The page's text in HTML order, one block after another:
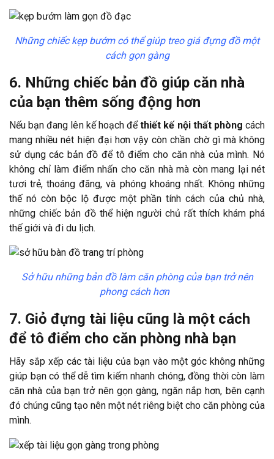
Những chiếc kẹp bướm có thể giúp treo giá đựng đồ một
cách gọn gàng
6. Những chiếc bản đồ giúp căn nhà
của bạn thêm sống động hơn
Nếu bạn đang lên kế hoạch đểthiết kế nội thất phòng cách
mang nhiều nét hiện đại hơn vậy còn chần chờ gì mà không
sử dụng các bản đồ để tô điểm cho căn nhà của mình. Nó
không chỉ làm điểm nhấn cho căn nhà mà còn mang lại nét
tươi trẻ, thoáng đãng, và phóng khoáng nhất. Không những
thế nó còn bộc lộ được một phần tính cách của chủ nhà,
những chiếc bản đồ thể hiện người chủ rất thích khám phá
thế giới và đi du lịch.
Sở hữu những bản đồ làm căn phòng của bạn trở nên
phong cách hơn
7. Giỏ đựng tài liệu cũng là một cách
để tô điểm cho căn phòng nhà bạn
Hãy sắp xếp các tài liệu của bạn vào một góc không những
giúp bạn có thể dễ tìm kiếm nhanh chóng, đồng thời còn làm
căn nhà của bạn trở nên gọn gàng, ngăn nắp hơn, bên cạnh
đó chúng cũng tạo nên một nét riêng biệt cho căn phòng của
mình.